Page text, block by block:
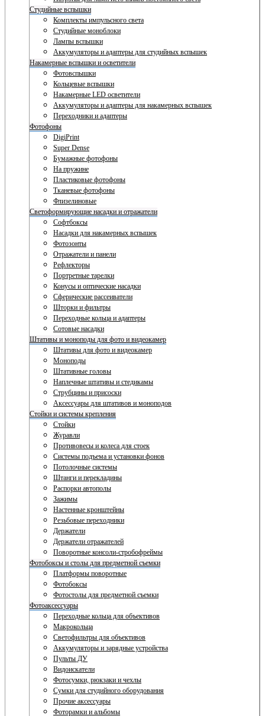
Студийные вспышки
Комплекты импульсного света
Студийные моноблоки
Лампы вспышки
Аккумуляторы и адаптеры для студийных вспышек
Накамерные вспышки и осветители
Фотовспышки
Кольцевые вспышки
Накамерные LED осветители
Аккумуляторы и адаптеры для накамерных вспышек
Переходники и адаптеры
Фотофоны
DigiPrint
Super Dense
Бумажные фотофоны
На пружине
Пластиковые фотофоны
Тканевые фотофоны
Флизелиновые
Светоформирующие насадки и отражатели
Софтбоксы
Насадки для накамерных вспышек
Фотозонты
Отражатели и панели
Рефлекторы
Портретные тарелки
Конусы и оптические насадки
Сферические рассеиватели
Шторки и фильтры
Переходные кольца и адаптеры
Сотовые насадки
Штативы и моноподы для фото и видеокамер
Штативы для фото и видеокамер
Моноподы
Штативные головы
Наплечные штативы и стедикамы
Струбцины и присоски
Аксессуары для штативов и моноподов
Стойки и системы крепления
Стойки
Журавли
Противовесы и колеса для стоек
Системы подъема и установки фонов
Потолочные системы
Штанги и перекладины
Распорки автополы
Зажимы
Настенные кронштейны
Резьбовые переходники
Держатели
Держатели отражателей
Поворотные консоли-стробофреймы
Фотобоксы и столы для предметной съемки
Платформы поворотные
Фотобоксы
Фотостолы для предметной съемки
Фотоаксессуары
Переходные кольца для объективов
Макрокольца
Светофильтры для объективов
Аккумуляторы и зарядные устройства
Пульты ДУ
Видоискатели
Фотосумки, рюкзаки и чехлы
Сумки для студийного оборудования
Прочие аксессуары
Фоторамки и альбомы